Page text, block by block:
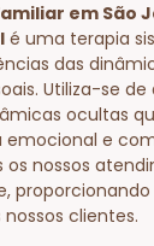
em São
é uma terapia
das
Utiliza-se de
ocultas
emocional e
os nossos
clientes.